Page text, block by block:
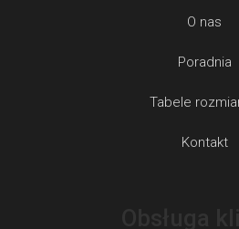
O nas
Poradnia
Tabele
Kontakt